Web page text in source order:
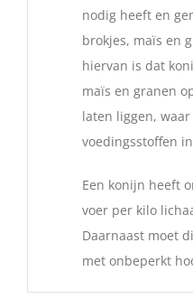
nodig heeft en
brokjes, maïs en
hiervan is dat
maïs en granen
laten liggen,
voedingsstoffen
Een konijn heeft
voer per kilo
Daarnaast moet
met onbeperkt